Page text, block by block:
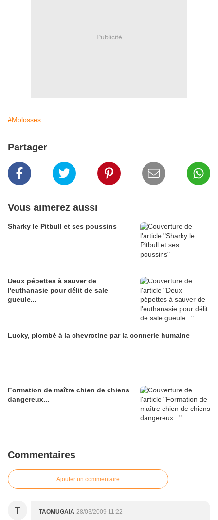
Publicité
#Molosses
Partager
Vous aimerez aussi
Sharky le Pitbull et ses poussins
Deux pépettes à sauver de
l'euthanasie pour délit de sale
gueule...
Lucky, plombé à la chevrotine par la connerie humaine
Formation de maître chien de chiens
dangereux...
Commentaires
Ajouter un commentaire
T TAOMUGAIA 28/03/2009 11:22